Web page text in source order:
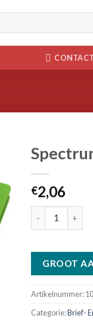
CONTACT
€2,06
Artikelnummer:
Categorie:Brief-